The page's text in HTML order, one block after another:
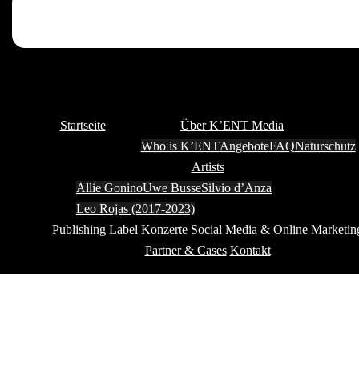
Startseite
Über K’ENT Media
Who is K’ENTAngeboteFAQNaturschutz
Artists
Allie GoninoUwe BusseSilvio d’Anza
Leo Rojas (2017-2023)
Publishing Label Konzerte Social Media & Online
Partner & Cases Kontakt